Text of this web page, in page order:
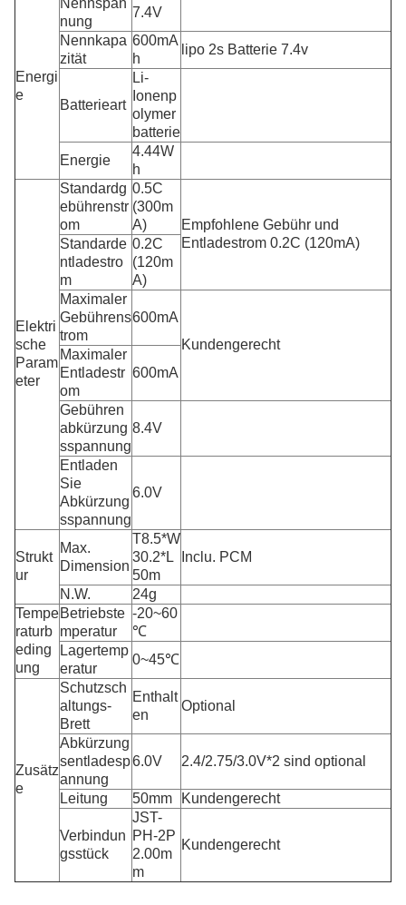
Energi
e
Nennspan
nung
7.4V
Nennkapa
zität
600mA
h
lipo 2s Batterie 7.4v
Batterieart
Li-
Ionenp
olymer
batterie
Energie
4.44W
h
Elektri
sche
Param
eter
Standardg
ebührenstr
om
0.5C
(300m
A)
Empfohlene Gebühr und
Entladestrom 0.2C (120mA)
Standarde
ntladestro
m
0.2C
(120m
A)
Maximaler
Gebührens
trom
600mA
Kundengerecht
Maximaler
Entladestr
om
600mA
Gebühren
abkürzung
sspannung
8.4V
Entladen
Sie
Abkürzung
sspannung
6.0V
Strukt
ur
Max.
Dimension
T8.5*W
30.2*L
50m
Inclu. PCM
N.W.
24g
Tempe
raturb
eding
ung
Betriebste
mperatur
-20~60
℃
Lagertemp
eratur
0~45℃
Zusätz
e
Schutzsch
altungs-
Brett
Enthalt
en
Optional
Abkürzung
sentladesp
annung
6.0V 2.4/2.75/3.0V*2 sind optional
Leitung 50mm Kundengerecht
Verbindun
gsstück
JST-
PH-2P
2.00m
m
Kundengerecht